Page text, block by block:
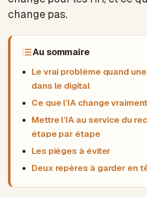
change pas.
Au sommaire
Le vrai problème quand
dans le digital
Ce que l’IA change
Mettre l’IA au service du
étape par étape
Les pièges à éviter
Deux repères à garder en